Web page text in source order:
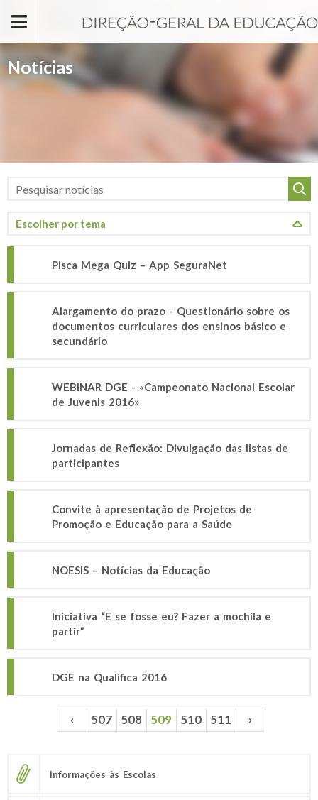
Notícias
Pisca Mega Quiz – App SeguraNet
Alargamento do prazo - Questionário sobre os
documentos curriculares dos ensinos básico e
secundário
WEBINAR DGE - «Campeonato Nacional Escolar
de Juvenis 2016»
Jornadas de Reflexão: Divulgação das listas de
participantes
Convite à apresentação de Projetos de
Promoção e Educação para a Saúde
NOESIS – Notícias da Educação
Iniciativa “E se fosse eu? Fazer a mochila e
partir”
DGE na Qualifica 2016
Páginas ‹ 507 508 509 510 511 ›
Informações às Escolas